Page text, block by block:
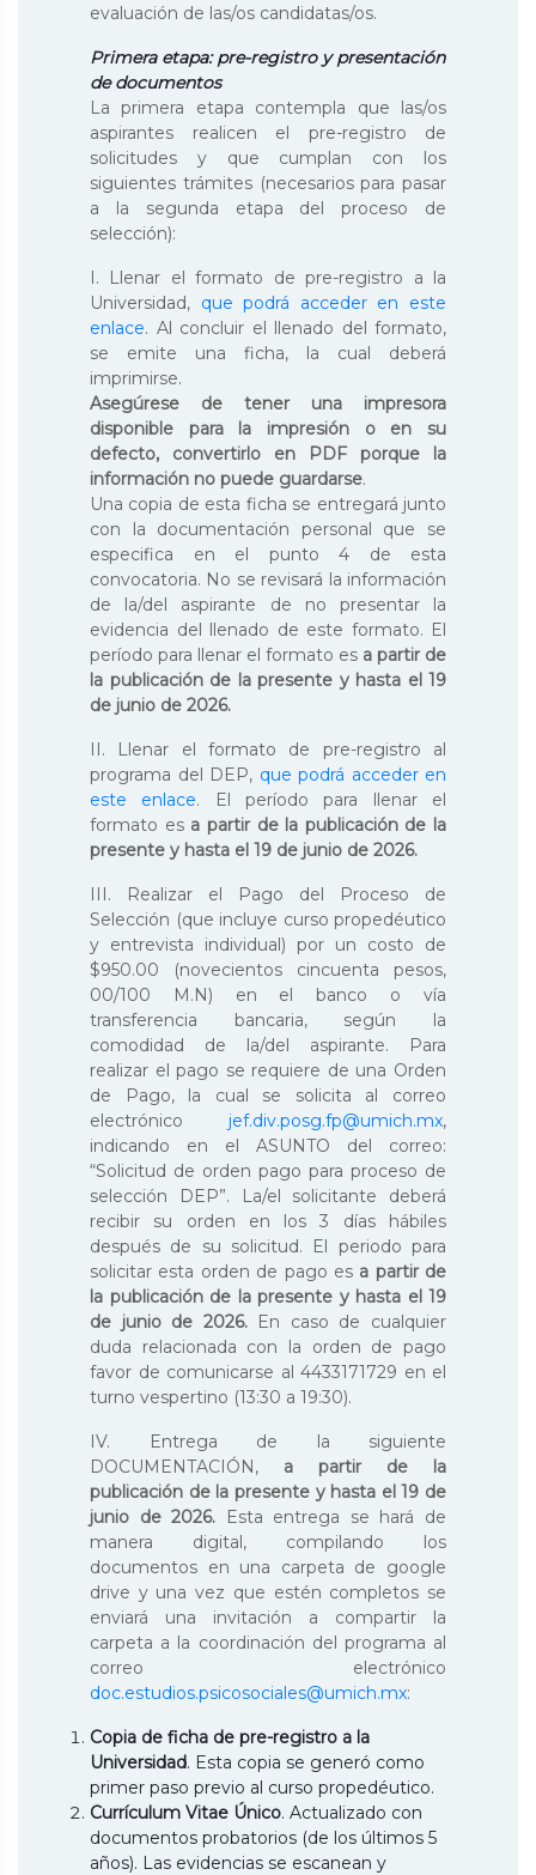
evaluación de las/os candidatas/os.
Primera etapa: pre-registro y presentación
de documentos
La primera etapa contempla que las/os
aspirantes realicen el pre-registro de
solicitudes y que cumplan con los
siguientes trámites (necesarios para pasar
a la segunda etapa del proceso de
selección):
I. Llenar el formato de pre-registro a la
Universidad, que podrá acceder en este
enlace. Al concluir el llenado del formato,
se emite una ficha, la cual deberá
imprimirse.
Asegúrese de tener una impresora
disponible para la impresión o en su
defecto, convertirlo en PDF porque la
información no puede guardarse.
Una copia de esta ficha se entregará junto
con la documentación personal que se
especifica en el punto 4 de esta
convocatoria. No se revisará la información
de la/del aspirante de no presentar la
evidencia del llenado de este formato. El
período para llenar el formato es a partir de
la publicación de la presente y hasta el 19
de junio de 2026.
II. Llenar el formato de pre-registro al
programa del DEP, que podrá acceder en
este enlace. El período para llenar el
formato es a partir de la publicación de la
presente y hasta el 19 de junio de 2026.
III. Realizar el Pago del Proceso de
Selección (que incluye curso propedéutico
y entrevista individual) por un costo de
$950.00 (novecientos cincuenta pesos,
00/100 M.N) en el banco o vía
transferencia bancaria, según la
comodidad de la/del aspirante. Para
realizar el pago se requiere de una Orden
de Pago, la cual se solicita al correo
electrónico jef.div.posg.fp@umich.mx,
indicando en el ASUNTO del correo:
“Solicitud de orden pago para proceso de
selección DEP”. La/el solicitante deberá
recibir su orden en los 3 días hábiles
después de su solicitud. El periodo para
solicitar esta orden de pago es a partir de
la publicación de la presente y hasta el 19
de junio de 2026.En caso de cualquier
duda relacionada con la orden de pago
favor de comunicarse al 4433171729 en el
turno vespertino (13:30 a 19:30).
IV. Entrega de la siguiente
DOCUMENTACIÓN, a partir de la
publicación de la presente y hasta el 19 de
junio de 2026. Esta entrega se hará de
manera digital, compilando los
documentos en una carpeta de google
drive y una vez que estén completos se
enviará una invitación a compartir la
carpeta a la coordinación del programa al
correo electrónico
doc.estudios.psicosociales@umich.mx:
Copia de ficha de pre-registro a la
Universidad. Esta copia se generó como
primer paso previo al curso propedéutico.
Currículum Vitae Único. Actualizado con
documentos probatorios (de los últimos 5
años). Las evidencias se escanean y